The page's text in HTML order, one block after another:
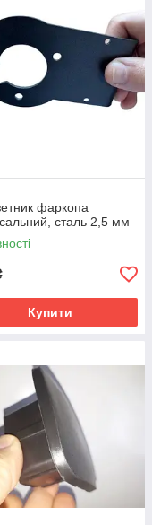
фаркопа
сталь 2,5 мм
Купити